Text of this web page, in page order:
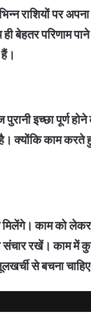
पर अपना
परिणाम
इच्छा पूर्ण
काम करते
मिलेंगे। काम को
रखें। काम में
से बचना